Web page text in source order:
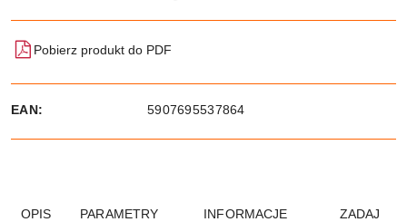
Pobierz produkt do PDF
EAN: 5907695537864
OPIS PARAMETRY
INFORMACJE
ZADAJ